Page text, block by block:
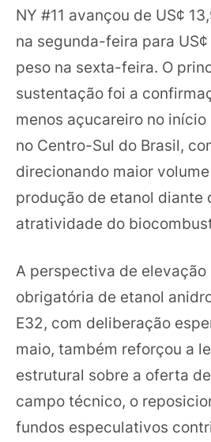
NY #11 avançou de US¢
na segunda-feira para
peso na sexta-feira. O
sustentação foi a
menos açucareiro no
no Centro-Sul do Brasil,
direcionando maior
produção de etanol diante
atratividade do
A perspectiva de elevação
obrigatória de etanol
E32, com deliberação
maio, também reforçou a
estrutural sobre a oferta
campo técnico, o
fundos especulativos